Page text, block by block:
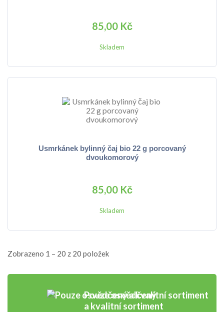
85,00 Kč
Skladem
Usmrkánek bylinný čaj bio 22 g porcovaný
dvoukomorový
85,00 Kč
Skladem
Zobrazeno 1 – 20 z 20 položek
Pouze osvědčený
a kvalitní sortiment